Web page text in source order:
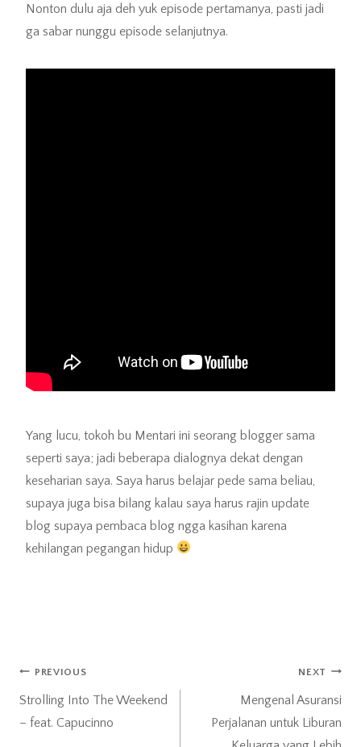
Nonton dulu aja deh yuk episode pertamanya, pasti jadi
ga sabar nunggu episode selanjutnya.
Yang lucu, tokoh bu Mentari ini seorang blogger sama
seperti saya; jadi beberapa dialognya dekat dengan
keseharian saya. Saya harus belajar pede sama beliau,
supaya juga bisa bilang kalau saya harus rajin update
blog supaya pembaca blog ngga kasihan karena
kehilangan pegangan hidup
Post
navigation
PREVIOUS
Strolling Into The Weekend
– feat. Capucinno
NEXT
Mengenal Asuransi
Perjalanan untuk Liburan